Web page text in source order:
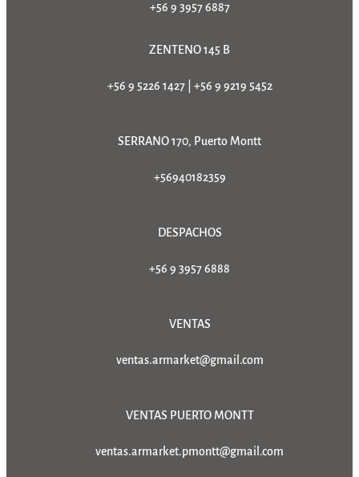
+56 9 3957 6887
ZENTENO 145 B
+56 9 5226 1427| +56 9 9219 5452
SERRANO 170, Puerto Montt
+56940182359
DESPACHOS
+56 9 3957 6888
VENTAS
ventas.armarket@gmail.com
VENTAS PUERTO MONTT
ventas.armarket.pmontt@gmail.com